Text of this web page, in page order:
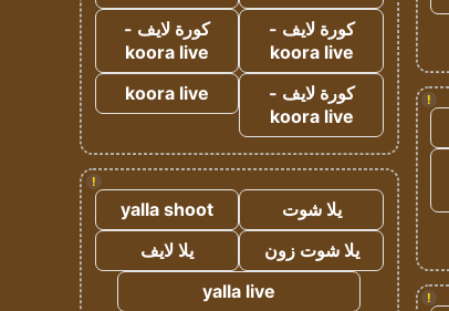
!
!
كورة لايف -
koora live
كورة لايف -
koora live
كورة لايف -
koora live
koora live
!
يلا شوت
yalla shoot
يلا شوت زون
يلا لايف
yalla live